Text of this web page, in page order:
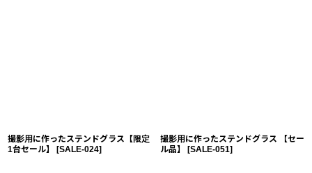
撮影用に作ったステンドグラス【限定
1台セール】
[SALE-024]
撮影用に作ったステンドグラス 【セー
ル品】
[SALE-051]